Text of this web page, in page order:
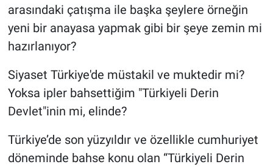
arasındaki çatışma ile başka şeylere örneğin
yeni bir anayasa yapmak gibi bir şeye zemin mi
hazırlanıyor?
Siyaset Türkiye'de müstakil ve muktedir mi?
Yoksa ipler bahsettiğim "Türkiyeli Derin
Devlet"inin mi, elinde?
Türkiye’de son yüzyıldır ve özellikle cumhuriyet
döneminde bahse konu olan “Türkiyeli Derin